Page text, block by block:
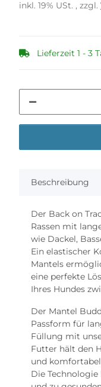
inkl. 19% USt. , zzgl.
Lieferzeit 1 - 3
Beschreibung
Der Back on
Rassen mit
wie Dackel,
Ein elastischer
Mantels
eine perfekte
Ihres Hundes
Der Mantel
Passform für
Füllung mit
Futter hält den
und
Die